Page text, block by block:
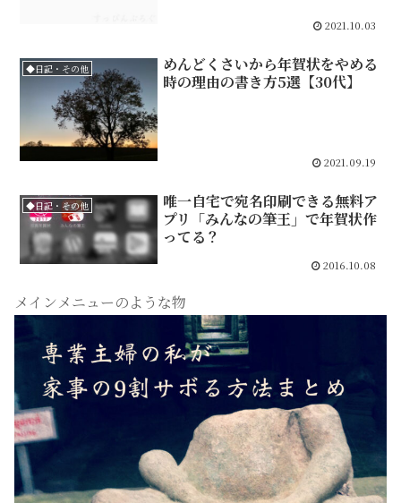
2021.10.03
◆日記・その他
めんどくさいから年賀状をやめる
時の理由の書き方5選【30代】
2021.09.19
◆日記・その他
唯一自宅で宛名印刷できる無料ア
プリ「みんなの筆王」で年賀状作
ってる？
2016.10.08
メインメニューのような物